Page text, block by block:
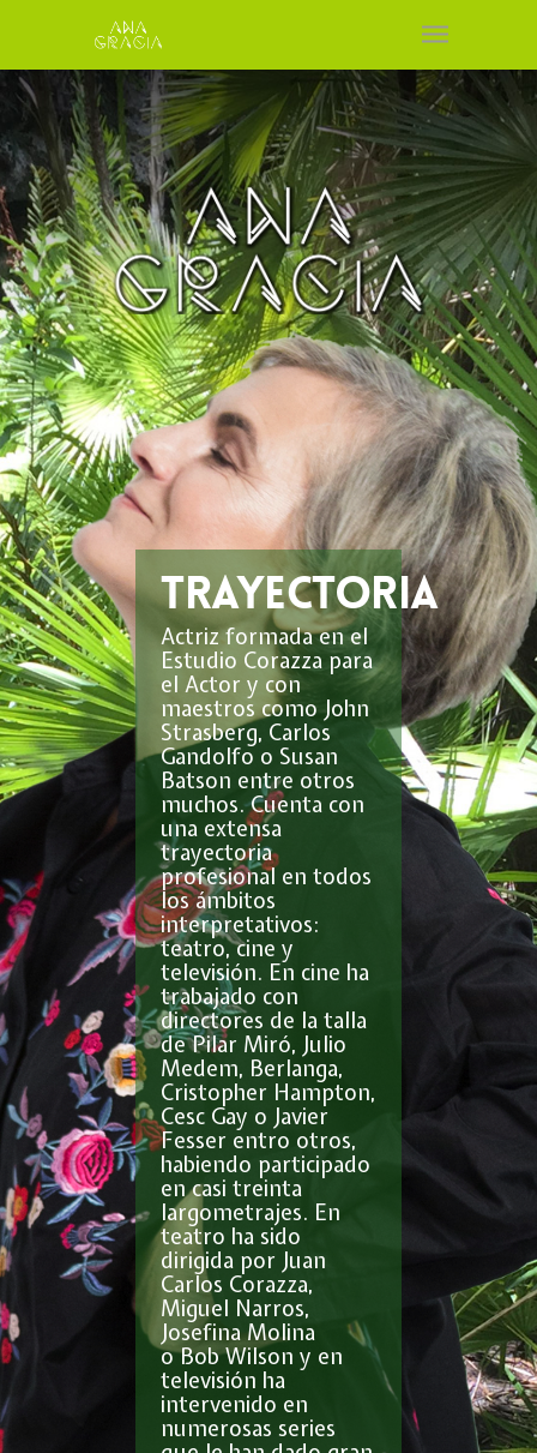
Trayectoria
Actriz formada en el
Estudio Corazza para
el Actor y con
maestros como John
Strasberg, Carlos
Gandolfo o Susan
Batson entre otros
muchos. Cuenta con
una extensa
trayectoria
profesional en todos
los ámbitos
interpretativos:
teatro, cine y
televisión. En cine ha
trabajado con
directores de la talla
de Pilar Miró, Julio
Medem, Berlanga,
Cristopher Hampton,
Cesc Gay o Javier
Fesser entro otros,
habiendo participado
en casi treinta
largometrajes. En
teatro ha sido
dirigida por Juan
Carlos Corazza,
Miguel Narros,
Josefina Molina
o Bob Wilson y en
televisión ha
intervenido en
numerosas series